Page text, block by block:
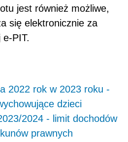
jest również możliwe,
się elektronicznie za
e-PIT.
2022 rok w 2023 roku -
dzieci
2024 - limit dochodów
prawnych